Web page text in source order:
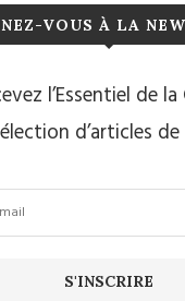
VOUS À LA
l’Essentiel de
d’articles